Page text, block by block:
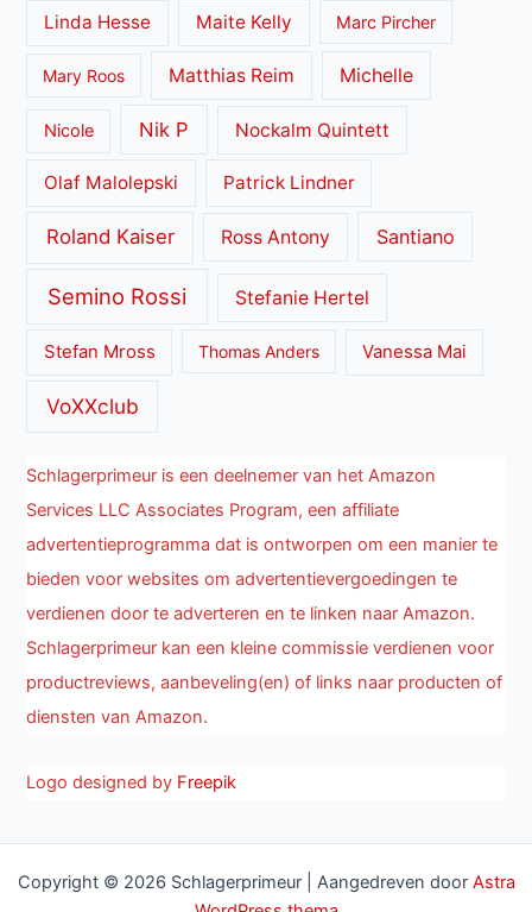
Linda Hesse Maite Kelly Marc Pircher
Mary Roos Matthias Reim Michelle
Nicole Nik P Nockalm Quintett
Olaf Malolepski Patrick Lindner
Roland Kaiser Ross Antony Santiano
Semino Rossi Stefanie Hertel
Stefan Mross Thomas Anders Vanessa Mai
VoXXclub
Schlagerprimeur is een deelnemer van het Amazon
Services LLC Associates Program, een affiliate
advertentieprogramma dat is ontworpen om een manier te
bieden voor websites om advertentievergoedingen te
verdienen door te adverteren en te linken naar Amazon.
Schlagerprimeur kan een kleine commissie verdienen voor
productreviews, aanbeveling(en) of links naar producten of
diensten van Amazon.
Logo designed by Freepik
Copyright © 2026 Schlagerprimeur | Aangedreven door Astra